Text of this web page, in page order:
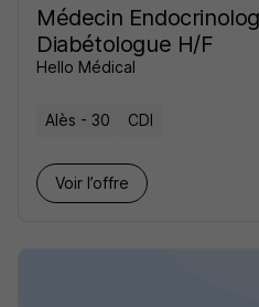
Médecin
Diabétologue H/F
Hello Médical
Alès - 30 CDI
Voir l’offre